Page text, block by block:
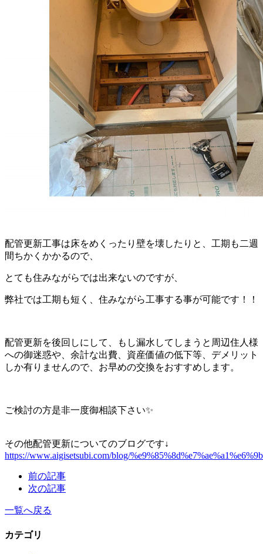
配管更新工事は床をめくったり壁を壊したりと、工期も二週
間ちかくかかるので、
とても住みながらでは出来ないのですが、
弊社では工期も短く、住みながら工事する事が可能です！！
配管更新を後回しにして、もし漏水してしまうと周辺住人様
への御迷惑や、余計な出費、資産価値の低下等、デメリット
しか有りませんので、お早めの交換をおすすめします。
ご検討の方是非一度御相談下さい✨
その他配管更新についてのブログです↓
https://www.aigisetsubi.com/blog/
前の記事
次の記事
一覧へ戻る
カテゴリ